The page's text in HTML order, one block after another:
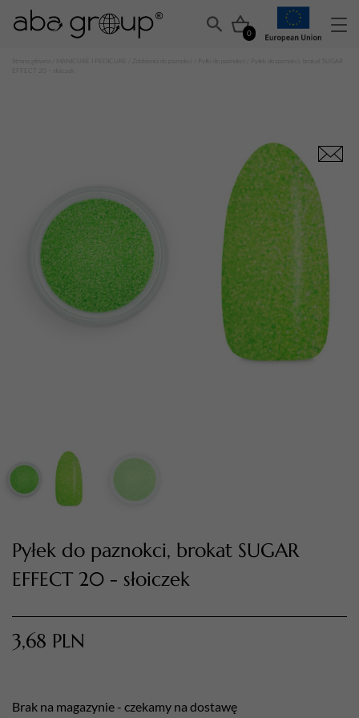
0
PRZEJDŹ DO KOSZYKA
MANICURE I PEDICURE Pyłki do paznokci
/ Pyłek do paznokci, brokat SUGAR
Pyłek do paznokci, brokat SUGAR
EFFECT 20 - słoiczek
3,68 PLN
Brak na magazynie - czekamy na dostawę